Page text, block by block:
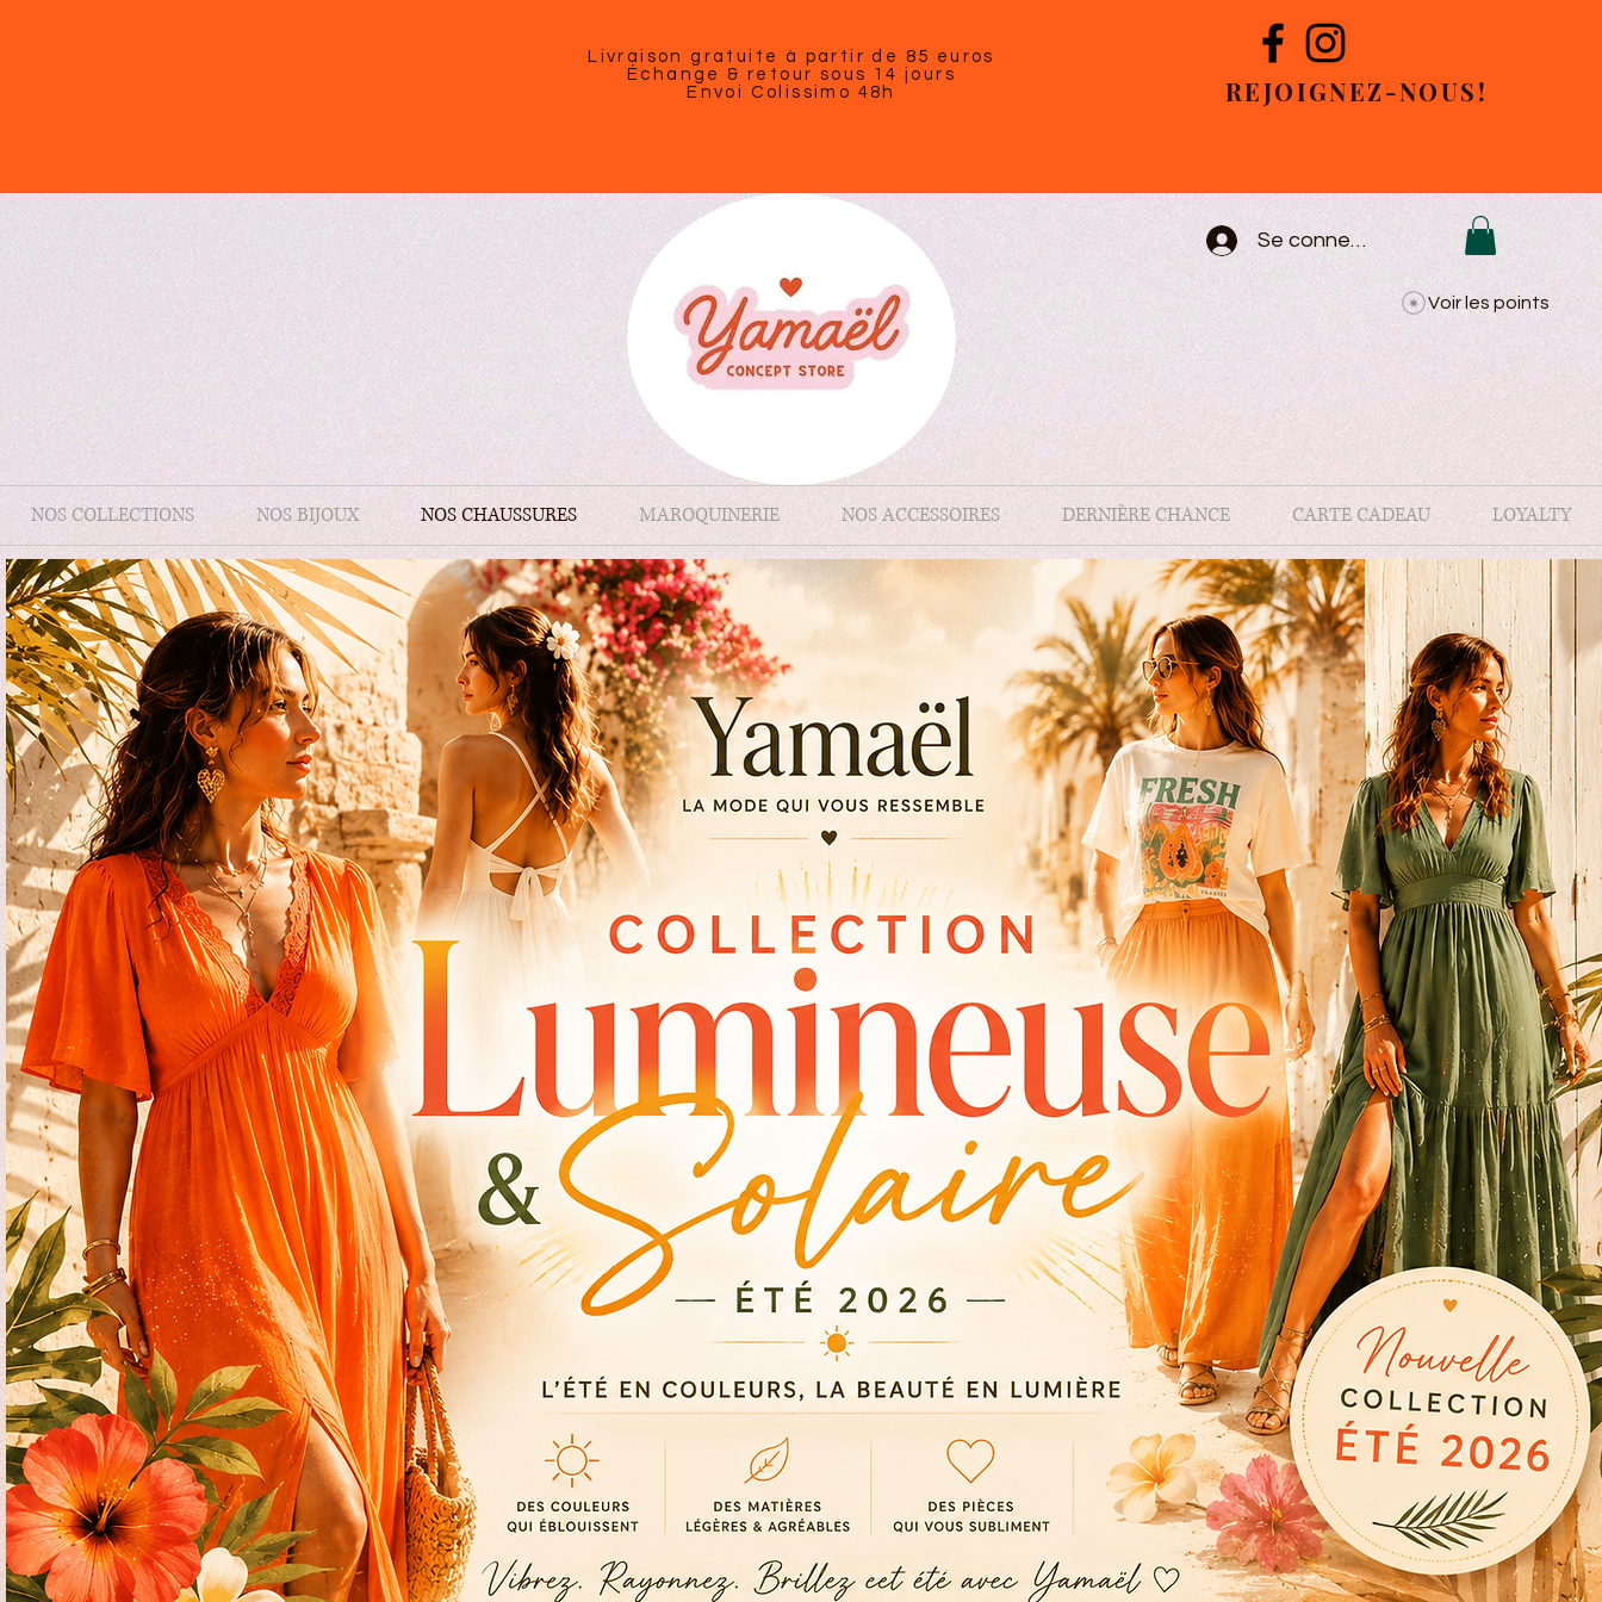
Livraison gratuite à partir de 85 euros
Échange & retour sous 14 jours
Envoi Colissimo 48h
REJOIGNEZ-NOUS!
Se connecter
Voir les points
NOS COLLECTIONS NOS BIJOUX NOS CHAUSSURES MAROQUINERIE NOS ACCESSOIRES DERNIÈRE CHANCE CARTE CADEAU LOYALTY